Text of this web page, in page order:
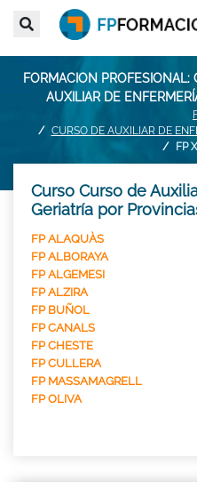
FORMACION
AUXILIAR DE
CURSO DE AUXILIAR DE
FP
Curso Curso de
Geriatría por
FP ALAQUÀS
FP ALBORAYA
FP ALGEMESI
FP ALZIRA
FP BUÑOL
FP CANALS
FP CHESTE
FP CULLERA
FP MASSAMAGRELL
FP OLIVA